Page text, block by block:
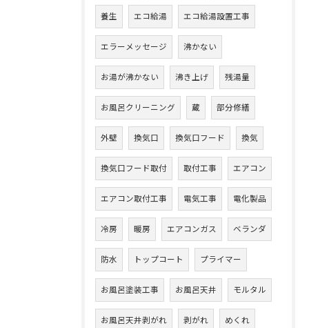
養生 エコ給湯 エコ給湯設置工事
エラーメッセージ 沸かない
お湯が沸かない 沸き上げ 残湯量
お風呂クリーニング 蔵 部分修繕
外壁 換気口 換気口フード 換気
換気口フード取付 取付工事 エアコン
エアコン取付工事 電気工事 電化製品
冷房 暖房 エアコンガス ベランダ
防水 トップコート プライマー
お風呂塗装工事 お風呂天井 モルタル
お風呂天井剥がれ 剥がれ めくれ